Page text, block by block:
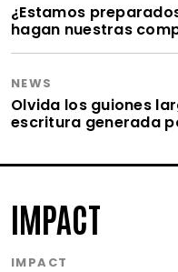
¿Estamos
hagan nuestras
NEWS
Olvida los guiones
escritura generada
IMPACT
IMPACT